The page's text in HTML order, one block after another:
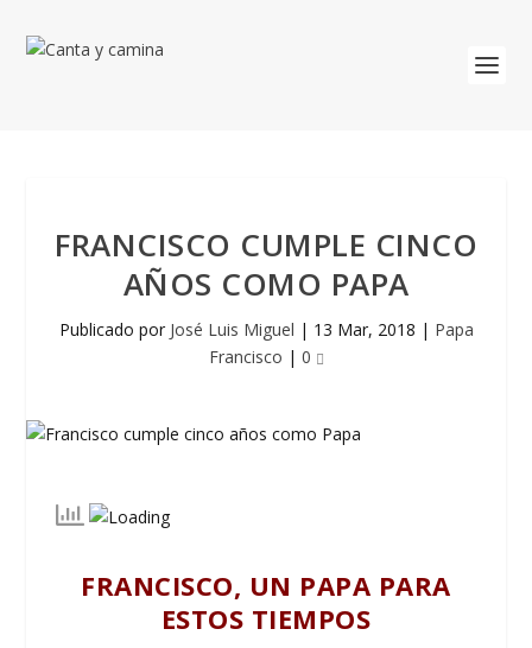
FRANCISCO CUMPLE CINCO
AÑOS COMO PAPA
Publicado por José Luis Miguel | 13 Mar, 2018 | Papa
Francisco | 0
FRANCISCO, UN PAPA PARA
ESTOS TIEMPOS